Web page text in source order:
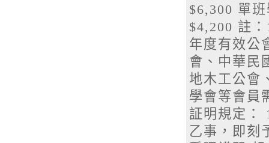
$6,300 單
$4,200 註
年度有效公
會、中華民
地木工公會
學會等會員
証明規定：
乙事，即刻